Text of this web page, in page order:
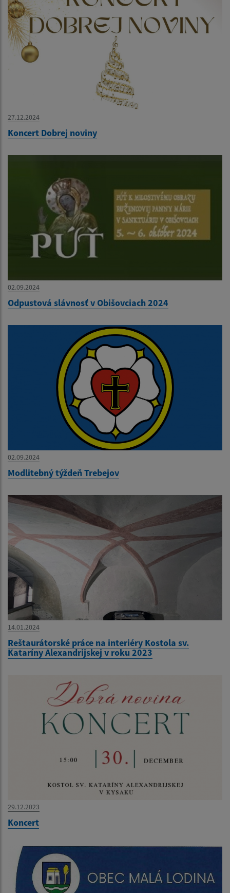
27.12.2024
Koncert Dobrej noviny
02.09.2024
Odpustová slávnosť v Obišovciach 2024
02.09.2024
Modlitebný týždeň Trebejov
14.01.2024
Reštaurátorské práce na interiéry Kostola sv.
Kataríny Alexandrijskej v roku 2023
29.12.2023
Koncert